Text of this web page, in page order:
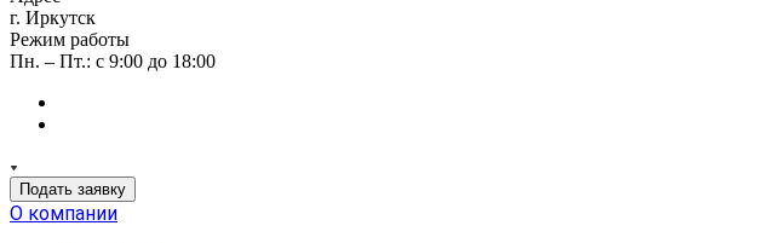
г. Иркутск
Режим работы
Пн. – Пт.: с 9:00 до 18:00
Подать заявку
О компании